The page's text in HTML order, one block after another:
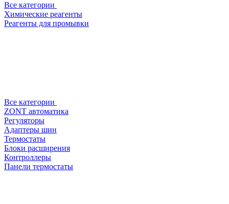
Все категории
Химические реагенты
Реагенты для промывки
Все категории
ZONT автоматика
Регуляторы
Адаптеры шин
Термостаты
Блоки расширения
Контроллеры
Панели термостаты